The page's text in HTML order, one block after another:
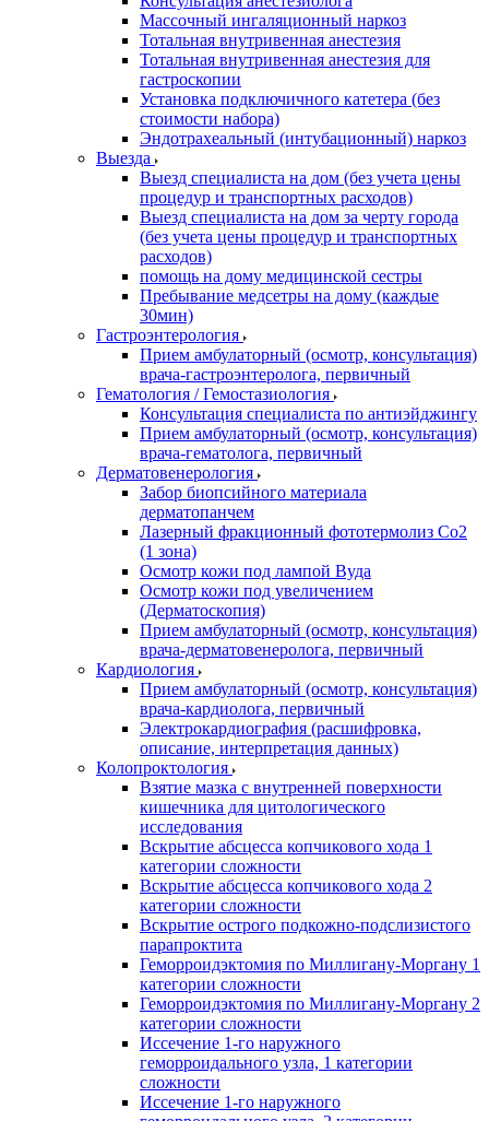
Массочный ингаляционный наркоз
Тотальная внутривенная анестезия
Тотальная внутривенная анестезия для
гастроскопии
Установка подключичного катетера (без
стоимости набора)
Эндотрахеальный (интубационный) наркоз
Выезда
Выезд специалиста на дом (без учета цены
процедур и транспортных расходов)
Выезд специалиста на дом за черту города
(без учета цены процедур и транспортных
расходов)
помощь на дому медицинской сестры
Пребывание медсетры на дому (каждые
30мин)
Гастроэнтерология
Прием амбулаторный (осмотр, консультация)
врача-гастроэнтеролога, первичный
Гематология / Гемостазиология
Консультация специалиста по антиэйджингу
Прием амбулаторный (осмотр, консультация)
врача-гематолога, первичный
Дерматовенерология
Забор биопсийного материала
дерматопанчем
Лазерный фракционный фототермолиз Со2
(1 зона)
Осмотр кожи под лампой Вуда
Осмотр кожи под увеличением
(Дерматоскопия)
Прием амбулаторный (осмотр, консультация)
врача-дерматовенеролога, первичный
Кардиология
Прием амбулаторный (осмотр, консультация)
врача-кардиолога, первичный
Электрокардиография (расшифровка,
описание, интерпретация данных)
Колопроктология
Взятие мазка с внутренней поверхности
кишечника для цитологического
исследования
Вскрытие абсцесса копчикового хода 1
категории сложности
Вскрытие абсцесса копчикового хода 2
категории сложности
Вскрытие острого подкожно-подслизистого
парапроктита
Геморроидэктомия по Миллигану-Моргану 1
категории сложности
Геморроидэктомия по Миллигану-Моргану 2
категории сложности
Иссечение 1-го наружного
геморроидального узла, 1 категории
сложности
Иссечение 1-го наружного